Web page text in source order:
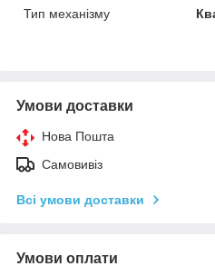
Тип механізму
Умови доставки
Нова Пошта
Самовивіз
Всі умови доставки
Умови оплати